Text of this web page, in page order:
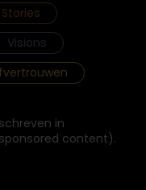
Visions
in
content).